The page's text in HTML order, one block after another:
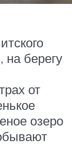
на берегу
от
озеро